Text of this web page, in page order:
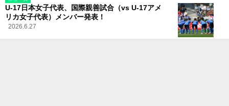
U-17日本女子代表、国際親善試合（vs U-17アメ
リカ女子代表）メンバー発表！
2026.6.27